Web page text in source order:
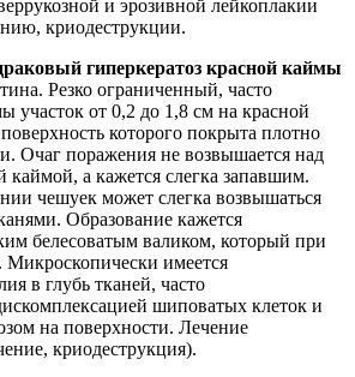
и эрозивной лейкоплакии
криодеструкции.
гиперкератоз красной каймы
. Резко ограниченный, часто
участок от 0,2 до 1,8 см на красной
которого покрыта плотно
Очаг поражения не возвышается над
а кажется слегка запавшим.
чешуек может слегка возвышаться
Образование кажется
белесоватым валиком, который при
Микроскопически имеется
в глубь тканей, часто
шиповатых клеток и
на поверхности. Лечение
криодеструкция).